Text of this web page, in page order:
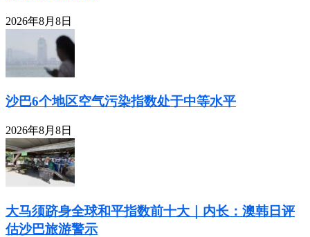
2026年8月8日
沙巴6个地区空气污染指数处于中等水平
2026年8月8日
大马须跻身全球和平指数前十大｜内长：澳韩日评
估沙巴旅游警示